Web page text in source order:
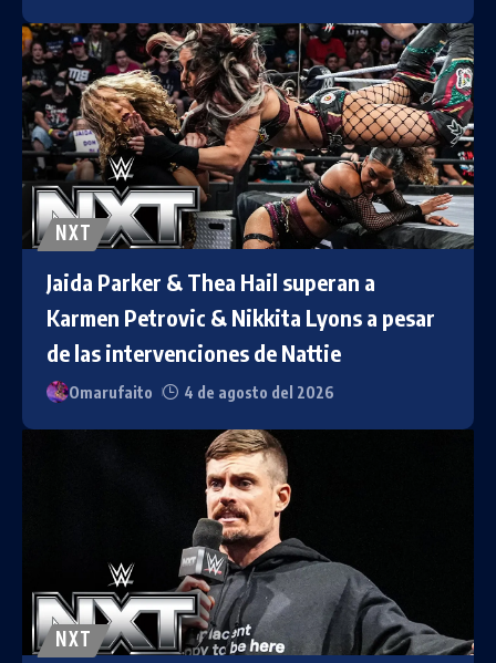
NXT
Jaida Parker & Thea Hail superan a
Karmen Petrovic & Nikkita Lyons a pesar
de las intervenciones de Nattie
Omarufaito 4 de agosto del 2026
NXT